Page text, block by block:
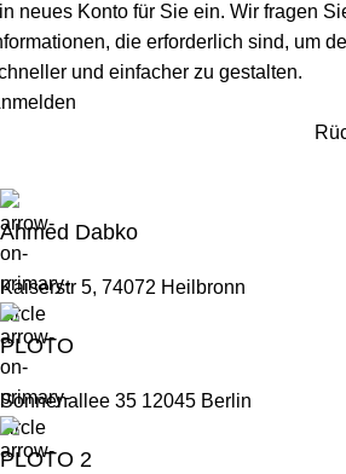
neues Konto für Sie ein. Wir fragen
die erforderlich sind, um
und einfacher zu gestalten.
Ahmed Dabko
Kaiserstr 5, 74072 Heilbronn
PLOTO
Sonnenallee 35 12045 Berlin
PLOTO 2